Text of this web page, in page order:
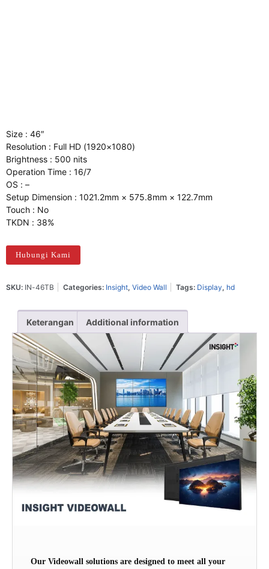
Size : 46″
Resolution : Full HD (1920×1080)
Brightness : 500 nits
Operation Time : 16/7
OS : –
Setup Dimension : 1021.2mm × 575.8mm × 122.7mm
Touch : No
TKDN : 38%
Hubungi Kami
SKU: IN-46TB Categories: Insight, Video Wall Tags: Display, hd
Keterangan Additional information
Our Videowall solutions are designed to meet all your